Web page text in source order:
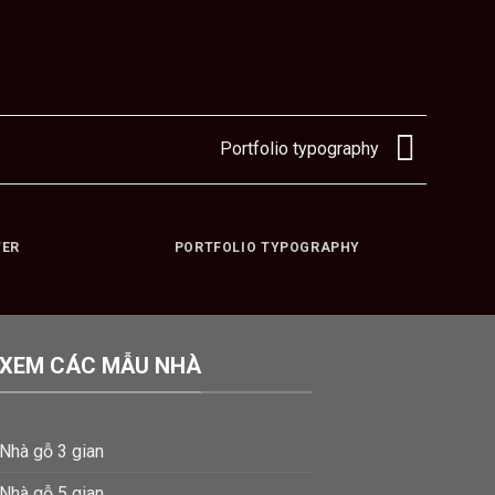
Portfolio typography
PORTFOLIO TYPOGRAPHY
XEM CÁC MẪU NHÀ
Nhà gỗ 3 gian